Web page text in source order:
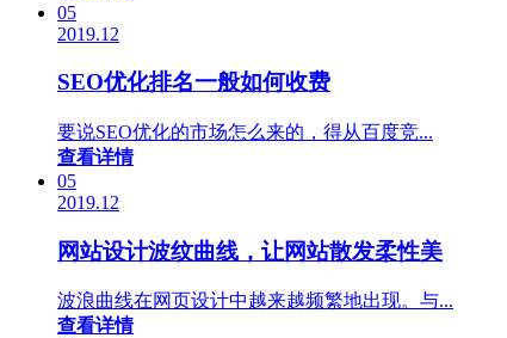
05
2019.12
SEO优化排名一般如何收费
要说SEO优化的市场怎么来的，得从百度竞...
查看详情
05
2019.12
网站设计波纹曲线，让网站散发柔性美
波浪曲线在网页设计中越来越频繁地出现。与...
查看详情